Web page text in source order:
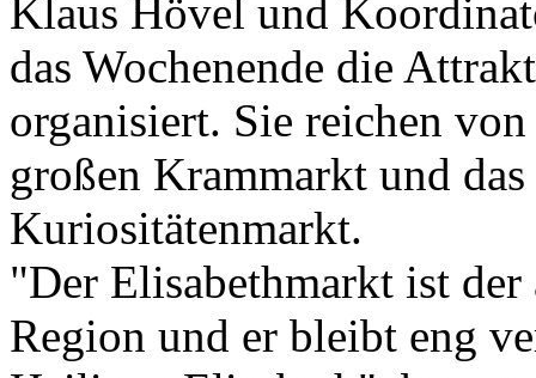
Klaus Hövel und
das Wochenende die
organisiert. Sie reichen
großen Krammarkt und
Kuriositätenmarkt.
"Der Elisabethmarkt ist
Region und er bleibt eng